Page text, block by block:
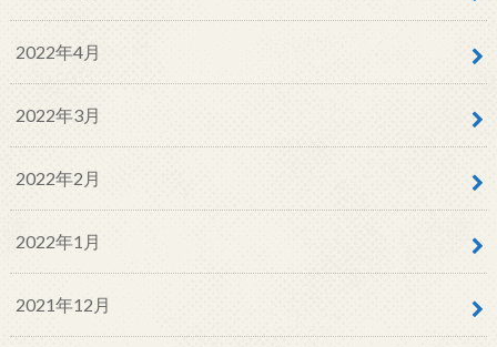
2022年4月
2022年3月
2022年2月
2022年1月
2021年12月